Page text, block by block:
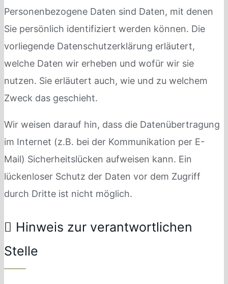
Personenbezogene Daten sind Daten, mit denen
Sie persönlich identifiziert werden können. Die
vorliegende Datenschutzerklärung erläutert,
welche Daten wir erheben und wofür wir sie
nutzen. Sie erläutert auch, wie und zu welchem
Zweck das geschieht.
Wir weisen darauf hin, dass die Datenübertragung
im Internet (z.B. bei der Kommunikation per E-
Mail) Sicherheitslücken aufweisen kann. Ein
lückenloser Schutz der Daten vor dem Zugriff
durch Dritte ist nicht möglich.
Hinweis zur verantwortlichen
Stelle